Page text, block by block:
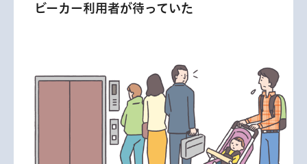
ビーカー利用者が待っていた